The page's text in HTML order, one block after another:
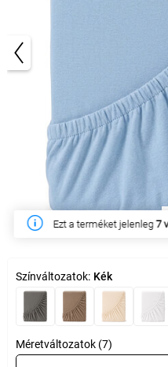
Ezen a héten48 ügyfél
Színváltozatok: Kék
Méretváltozatok (7)